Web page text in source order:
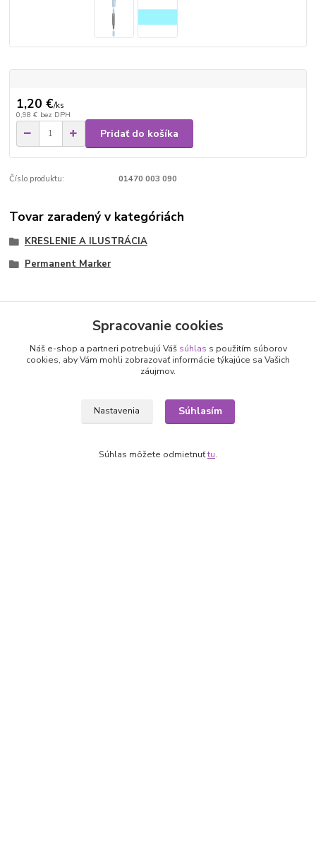
1,20 €/ks
0,98 € bez DPH
Pridať do košíka
Číslo produktu: 01470 003 090
Tovar zaradený v kategóriách
KRESLENIE A ILUSTRÁCIA
Permanent Marker
Nepremeškajte novinky, akcie a
zľavy!
Prihlásiť sa
spracovaním osobných údajov
Spracovanie cookies
Náš e-shop a partneri potrebujú Váš súhlas s použitím súborov
cookies, aby Vám mohli zobrazovať informácie týkajúce sa Vašich
záujmov.
Nastavenia Súhlasím
Súhlas môžete odmietnuťtu.